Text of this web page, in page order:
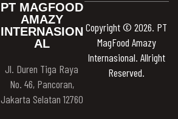
PT MAGFOOD
AMAZY
INTERNASION
AL
Jl. Duren Tiga Raya
No. 46, Pancoran,
Jakarta Selatan 12760
Copyright © 2026. PT
MagFood Amazy
Internasional. Allright
Reserved.